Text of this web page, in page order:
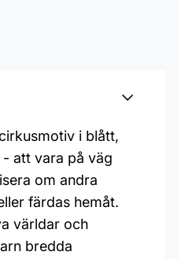
i blått,
att vara på väg
om andra
färdas hemåt.
världar och
bredda